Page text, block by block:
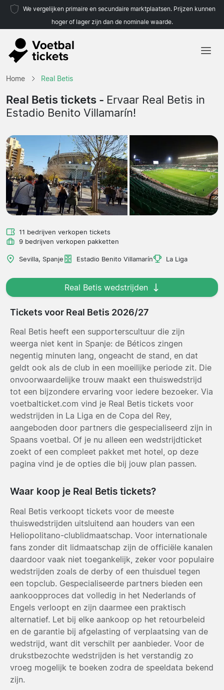
We vergelijken primaire en secundaire marktplaatsen. Prijzen kunnen
hoger of lager zijn dan de nominale waarde.
Teams
Competities
Home Real Betis
Real Betis tickets - Ervaar Real Betis in
Estadio Benito Villamarín!
11 bedrijven verkopen tickets
9 bedrijven verkopen pakketten
Sevilla, Spanje Estadio Benito Villamarín La Liga
Real Betis wedstrijden
Tickets voor Real Betis 2026/27
Real Betis heeft een supporterscultuur die zijn
weerga niet kent in Spanje: de Béticos zingen
negentig minuten lang, ongeacht de stand, en dat
geldt ook als de club in een moeilijke periode zit. Die
onvoorwaardelijke trouw maakt een thuiswedstrijd
tot een bijzondere ervaring voor iedere bezoeker. Via
voetbalticket.com vind je Real Betis tickets voor
wedstrijden in La Liga en de Copa del Rey,
aangeboden door partners die gespecialiseerd zijn in
Spaans voetbal. Of je nu alleen een wedstrijdticket
zoekt of een compleet pakket met hotel, op deze
pagina vind je de opties die bij jouw plan passen.
Waar koop je Real Betis tickets?
Real Betis verkoopt tickets voor de meeste
thuiswedstrijden uitsluitend aan houders van een
Heliopolitano-clublidmaatschap. Voor internationale
fans zonder dit lidmaatschap zijn de officiële kanalen
daardoor vaak niet toegankelijk, zeker voor populaire
wedstrijden zoals de derby of een thuisduel tegen
een topclub. Gespecialiseerde partners bieden een
aankoopproces dat volledig in het Nederlands of
Engels verloopt en zijn daarmee een praktisch
alternatief. Let bij elke aankoop op het retourbeleid
en de garantie bij afgelasting of verplaatsing van de
wedstrijd, want dit verschilt per aanbieder. Voor de
drukstbezochte wedstrijden is het verstandig zo
vroeg mogelijk te boeken zodra de speeldata bekend
zijn.